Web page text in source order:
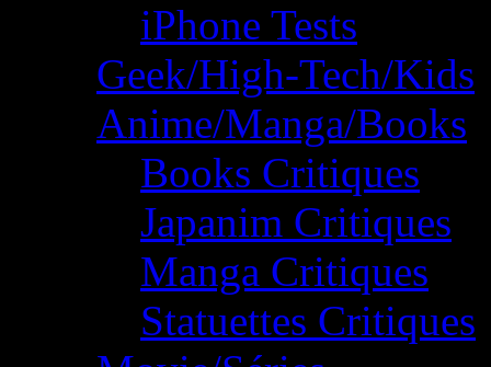
iPhone Tests
Geek/High-Tech/Kids
Anime/Manga/Books
Books Critiques
Japanim Critiques
Manga Critiques
Statuettes Critiques